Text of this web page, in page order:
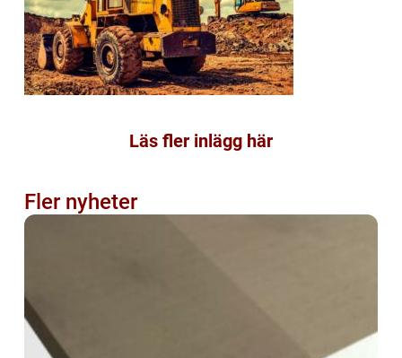
Läs fler inlägg här
Fler nyheter